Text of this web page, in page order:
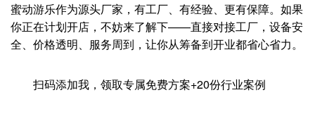
蜜动游乐作为源头厂家，有工厂、有经验、更有保障。如果
你正在计划开店，不妨来了解下——直接对接工厂，设备安
全、价格透明、服务周到，让你从筹备到开业都省心省力。
扫码添加我，领取专属免费方案+20份行业案例